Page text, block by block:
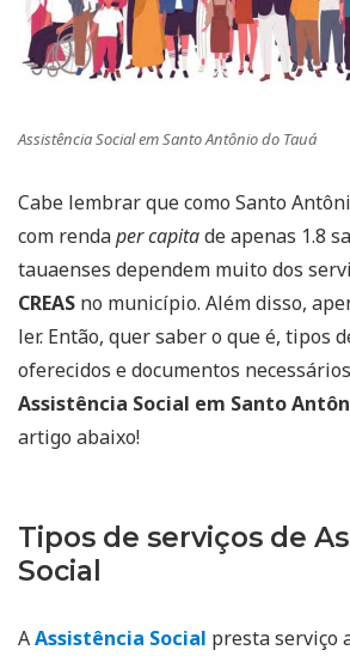
Assistência Social em Santo Antônio do Tauá
Cabe lembrar que como Santo
com rendaper capitade apenas 1.8
tauaenses dependem muito dos
CREAS no município. Além disso,
ler. Então, quer saber o que é, tipos
oferecidos e documentos
Assistência Social em Santo
artigo abaixo!
Tipos de serviços de
Social
AAssistência Social presta serviço